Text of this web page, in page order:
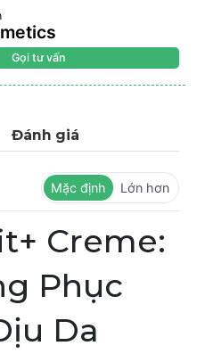
Gọi tư vấn
Đánh giá
Mặc định Lớn hơn
Creme:
Phục
Da